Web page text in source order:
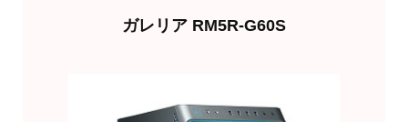
ガレリア RM5R-G60S